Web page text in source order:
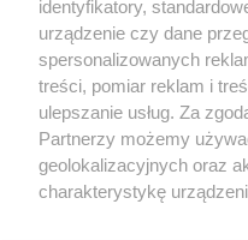
Kultura
X Facebook
identyfikatory,
urządzenie czy dane
spersonalizowanych
treści, pomiar reklam i
ulepszanie usług. Za
Partnerzy możemy
geolokalizacyjnych oraz
charakterystykę